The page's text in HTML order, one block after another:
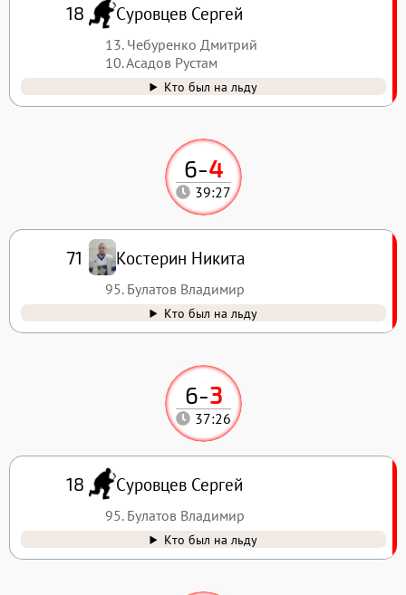
6-3
37:26
18 Суровцев Сергей
95. Булатов Владимир
Кто был на льду
6-4
39:27
71 Костерин Никита
95. Булатов Владимир
Кто был на льду
18 Суровцев Сергей
13. Чебуренко Дмитрий
10. Асадов Рустам
Кто был на льду